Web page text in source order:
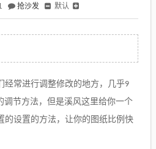
抢沙发 默认
经常进行调整修改的地方，几乎9
调节方法，但是溪风这里给你一个
的设置的方法，让你的图纸比例快